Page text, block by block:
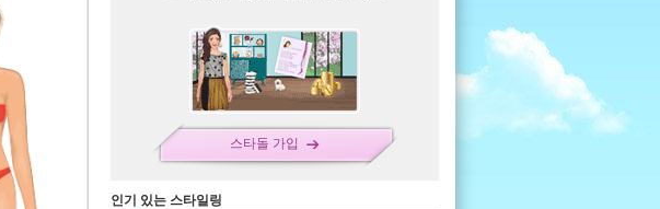
스타돌 가입
인기 있는 스타일링